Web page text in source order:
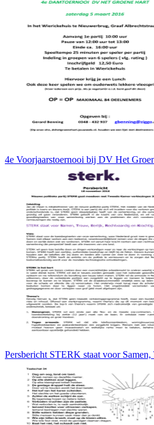
4e Voorjaarstoernooi bij DV Het
Persbericht STERK staat voor